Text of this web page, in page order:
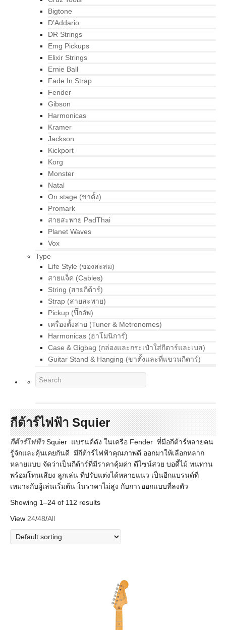
Bigtone
D’Addario
DR Strings
Emg Pickups
Elixir Strings
Ernie Ball
Fade In Strap
Fender
Gibson
Harmonicas
Kramer
Jackson
Kickport
Korg
Monster
Natal
On stage (ขาตั้ง)
Promark
สายสะพาย PadThai
Planet Waves
Vox
Type
Life Style (ของสะสม)
สายแจ็ค (Cables)
String (สายกีต้าร์)
Strap (สายสะพาย)
Pickup (ปิ๊กอัพ)
เครื่องตั้งสาย (Tuner & Metronomes)
Harmonicas (ฮาโมนิการ์)
Case & Gigbag (กล่องและกระเป๋าใส่กีตาร์และเบส)
Guitar Stand & Hanging (ขาตั้งและที่แขวนกีตาร์)
กีต้าร์ไฟฟ้า Squier
กีต้าร์ไฟฟ้าSquier แบรนด์ดัง ในเครือ Fender ที่มือกีต้าร์หลายคน
รู้จักและคุ้นเคยกันดี มีกีต้าร์ไฟฟ้าคุณภาพดี ออกมาให้เลือกหลาก
หลายแบบ จัดว่าเป็นกีต้าร์ที่มีราคาคุ้มค่า ดีไซน์สวย บอดี้ไม้ ทนทาน
พร้อมโทนเสียง ลูกเล่น ที่ปรับแต่งได้หลายแนว เป็นอีกแบรนด์ที่
เหมาะกับผู้เล่นเริ่มต้น ในราคาไม่สูง กับการออกแบบที่ลงตัว
Showing 1–24 of 112 results
View 24/48/All